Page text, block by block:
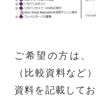
ご希望の方は、
（比較資料など
資料を記載して